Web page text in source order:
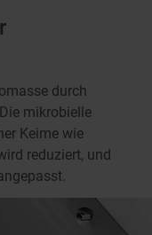
durch
mikrobielle
Keime wie
reduziert, und